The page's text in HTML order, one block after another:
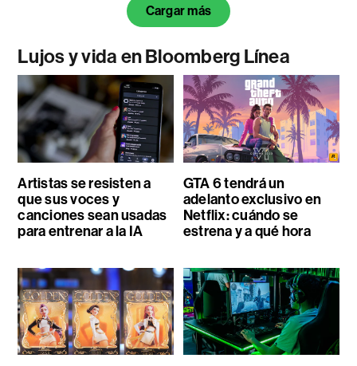
Cargar más
Lujos y vida en Bloomberg Línea
Artistas se resisten a
que sus voces y
canciones sean usadas
para entrenar a la IA
GTA 6 tendrá un
adelanto exclusivo en
Netflix: cuándo se
estrena y a qué hora